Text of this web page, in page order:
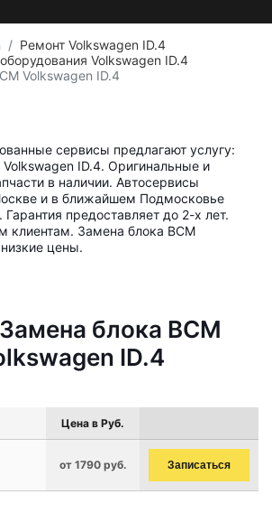
Ремонт Volkswagen ID.4
Volkswagen ID.4
Volkswagen ID.4
сервисы предлагают услугу:
ID.4. Оригинальные и
в наличии. Автосервисы
и в ближайшем Подмосковье
предоставляет до 2-х лет.
клиентам. Замена блока BCM
цены.
блока BCM
ID.4
Цена в Руб.
от 1790 руб. Записаться